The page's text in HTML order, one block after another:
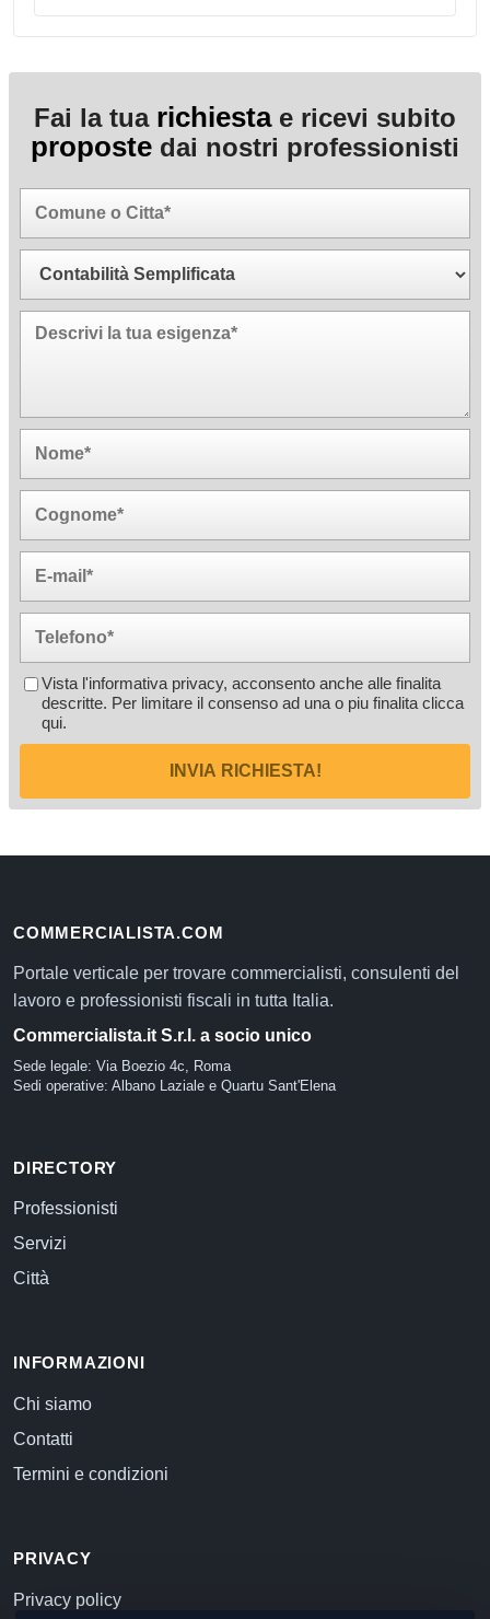
Fai la tua richiestae ricevi subito
proposte dai nostri professionisti
Vista l'informativa privacy, acconsento anche alle finalita
descritte. Per limitare il consenso ad una o piu finalita clicca
qui.
INVIA RICHIESTA!
COMMERCIALISTA.COM
Portale verticale per trovare commercialisti, consulenti del
lavoro e professionisti fiscali in tutta Italia.
Commercialista.it S.r.l. a socio unico
Sede legale: Via Boezio 4c, Roma
Sedi operative: Albano Laziale e Quartu Sant'Elena
DIRECTORY
Professionisti
Servizi
Città
INFORMAZIONI
Chi siamo
Contatti
Termini e condizioni
PRIVACY
Privacy policy